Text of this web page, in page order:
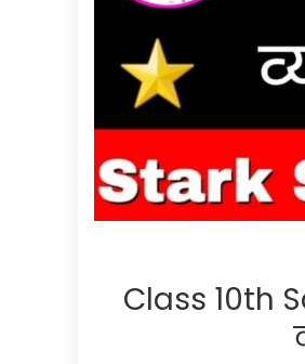
Class 10th